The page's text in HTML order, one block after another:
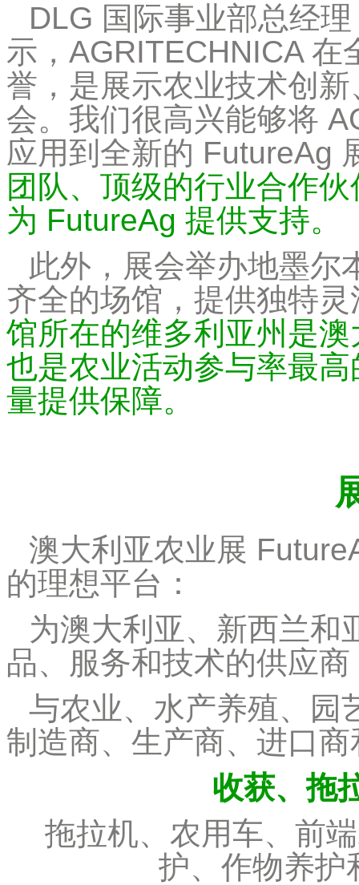
DLG 国际事业部总经
示，AGRITECHNICA 在
誉，是展示农业技术创
会。我们很高兴能够将
应用到全新的 FutureAg
团队、顶级的行业合作
为 FutureAg 提供支持。
此外，展会举办地墨尔
齐全的场馆，提供独特
馆所在的维多利亚州是
也是农业活动参与率最
量提供保障。
澳大利亚农业展
的理想平台：
为澳大利亚、新西兰和
品、服务和技术的供应商
与农业、水产养殖、园
制造商、生产商、进口
收获、拖
拖拉机、农用车、前
护、作物养护